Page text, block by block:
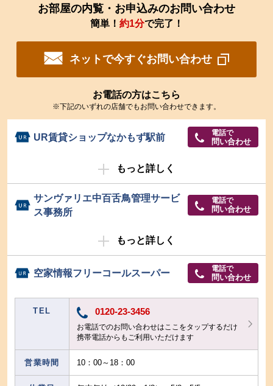
お部屋の内覧・お申込みのお問い合わせ
簡単！ 約1分で完了！
ネットで今すぐお問い合わせ
お電話の方はこちら
※下記のいずれの店舗でもお問い合わせできます。
UR賃貸ショップなかもず駅前 電話で
問い合わせ
もっと詳しく
サンヴァリエ中百舌鳥管理サービ
ス事務所
電話で
問い合わせ
もっと詳しく
空家情報フリーコールスーパー 電話で
問い合わせ
TEL 0120-23-3456
お電話でのお問い合わせはここをタップするだけ
携帯電話からもご利用いただけます
営業時間 10：00～18：00